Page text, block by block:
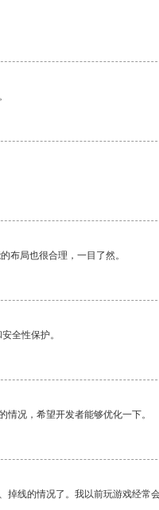
布局也很合理，一目了然。
全性保护。
况，希望开发者能够优化一下。
线的情况了。我以前玩游戏经常